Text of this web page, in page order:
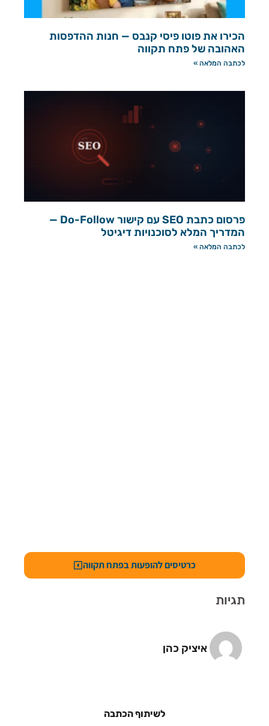
הכירו את פוטו פיסי קנבס — חנות ההדפסות
האהובה של פתח תקווה
לכתבה המלאה »
פרסום כתבת SEO עם קישור Do-Follow —
המדריך המלא לסוכנויות דיגיטל
לכתבה המלאה »
כרטיסים להופעות בפתח תקווה
תגיות
איציק כהן
לשיתוף הכתבה